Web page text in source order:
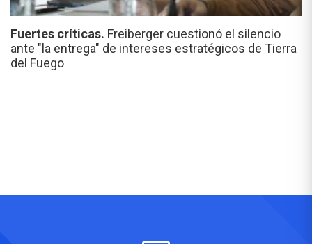
Fuertes críticas. Freiberger cuestionó el silencio
ante "la entrega" de intereses estratégicos de Tierra
del Fuego